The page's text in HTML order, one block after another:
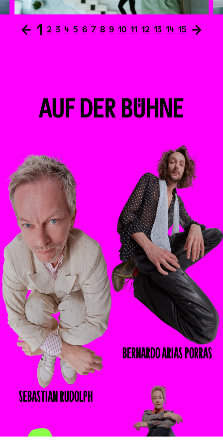
← 1 2 3 4 5 6 7 8 9 10 11 12 13 14 15 →
AUF DER BÜHNE
SEBASTIANRUDOLPH
BERNARDOARIAS PORRAS